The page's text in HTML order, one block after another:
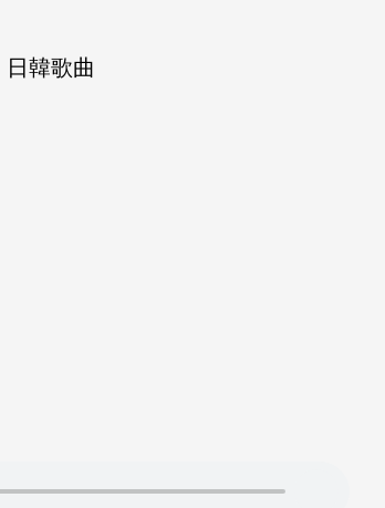
韓歌曲